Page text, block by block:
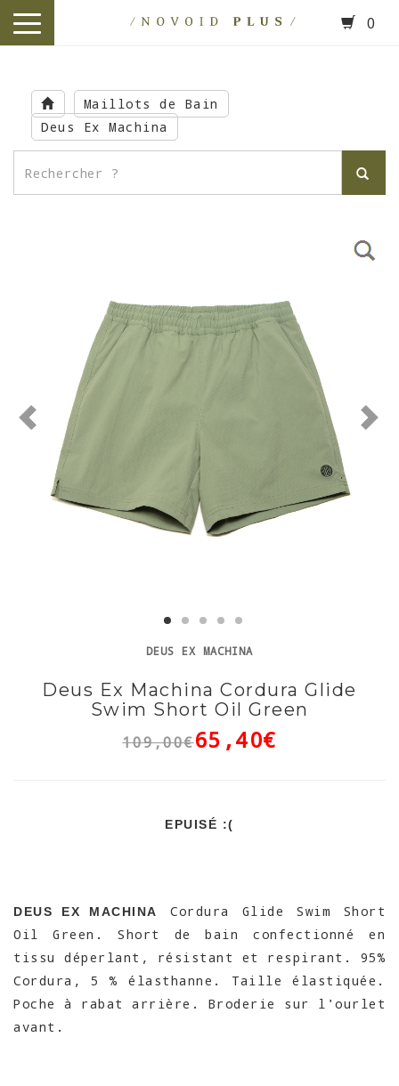
main
content
toggle
0
Maillots de Bain
Deus Ex Machina
DEUS EX MACHINA
Deus Ex Machina Cordura Glide
Swim Short Oil Green
109,00€65,40€
EPUISÉ :(
DEUS EX MACHINA
Cordura Glide Swim Short
Oil Green. Short de bain confectionné en
tissu déperlant, résistant et respirant. 95%
Cordura, 5 % élasthanne. Taille élastiquée.
Poche à rabat arrière. Broderie sur l'ourlet
avant.